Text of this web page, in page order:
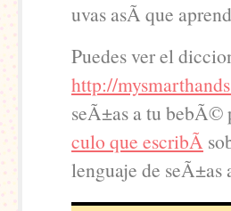
uvas asÃ­ que
Puedes ver el
http://
seÃ±as a tu bebÃ©
culo que escribÃ­
lenguaje de